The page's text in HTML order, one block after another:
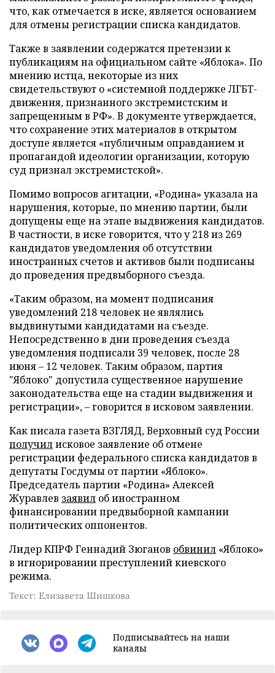
что, как отмечается в иске, является основанием
для отмены регистрации списка кандидатов.
Также в заявлении содержатся претензии к
публикациям на официальном сайте «Яблока». По
мнению истца, некоторые из них
свидетельствуют о «системной поддержке ЛГБТ-
движения, признанного экстремистским и
запрещенным в РФ». В документе утверждается,
что сохранение этих материалов в открытом
доступе является «публичным оправданием и
пропагандой идеологии организации, которую
суд признал экстремистской».
Помимо вопросов агитации, «Родина» указала на
нарушения, которые, по мнению партии, были
допущены еще на этапе выдвижения кандидатов.
В частности, в иске говорится, что у 218 из 269
кандидатов уведомления об отсутствии
иностранных счетов и активов были подписаны
до проведения предвыборного съезда.
«Таким образом, на момент подписания
уведомлений 218 человек не являлись
выдвинутыми кандидатами на съезде.
Непосредственно в дни проведения съезда
уведомления подписали 39 человек, после 28
июня – 12 человек. Таким образом, партия
"Яблоко" допустила существенное нарушение
законодательства еще на стадии выдвижения и
регистрации», – говорится в исковом заявлении.
Как писала газета ВЗГЛЯД, Верховный суд России
получилисковое заявление об отмене
регистрации федерального списка кандидатов в
депутаты Госдумы от партии «Яблоко».
Председатель партии «Родина» Алексей
Журавлев заявил об иностранном
финансировании предвыборной кампании
политических оппонентов.
Лидер КПРФ Геннадий Зюганов обвинил «Яблоко»
в игнорировании преступлений киевского
режима.
Текст: Елизавета Шишкова
Подписывайтесь на наши
каналы